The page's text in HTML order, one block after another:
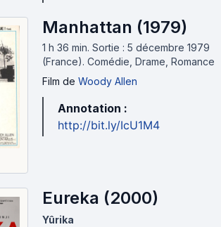
Manhattan (1979)
1 h 36 min. Sortie : 5 décembre 1979
(France). Comédie, Drame, Romance
Film de Woody Allen
Annotation :
http://bit.ly/IcU1M4
Eureka (2000)
Yûrika